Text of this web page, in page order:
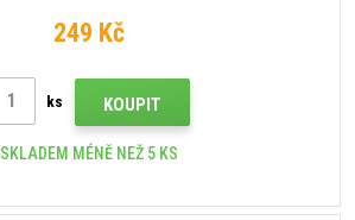
249 Kč
ks KOUPIT
SKLADEM MÉNĚ NEŽ 5 KS